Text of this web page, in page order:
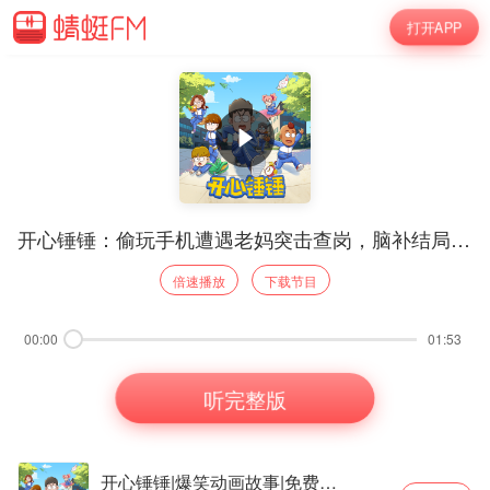
打开APP
开心锤锤：偷玩手机遭遇老妈突击查岗，脑补结局预演多种脱困剧本
倍速播放 下载节目
00:00 01:53
听完整版
开心锤锤|爆笑动画故事|免费睡前故事